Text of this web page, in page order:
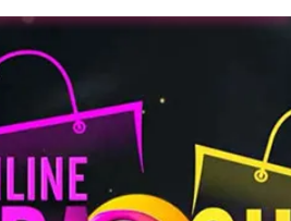
menu.
knop zoals hiernaast getoont
AAN BUREAUBLAD
is nu geinstalleeerd als APP